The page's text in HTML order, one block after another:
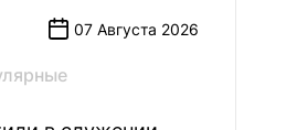
07 Августа 2026